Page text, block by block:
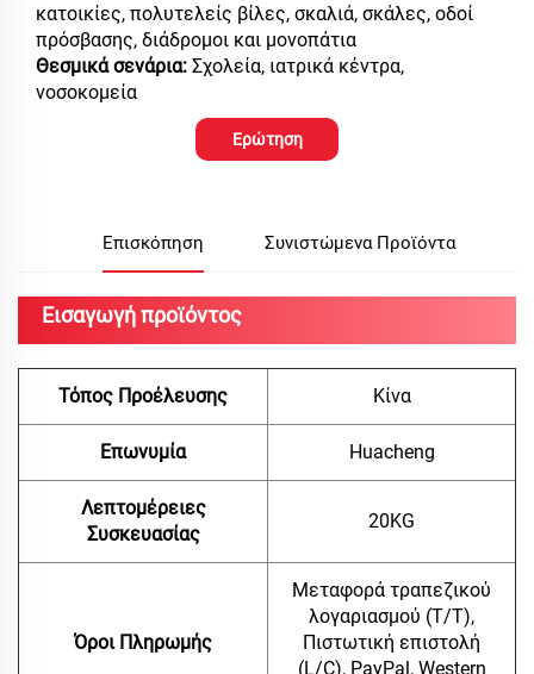
κατοικίες, πολυτελείς βίλες, σκαλιά, σκάλες, οδοί
πρόσβασης, διάδρομοι και μονοπάτια
Θεσμικά σενάρια: Σχολεία, ιατρικά κέντρα,
νοσοκομεία
Ερώτηση
Επισκόπηση Συνιστώμενα Προϊόντα
Εισαγωγή προϊόντος
Τόπος Προέλευσης Κίνα
Επωνυμία Huacheng
Λεπτομέρειες
Συσκευασίας
20KG
Όροι Πληρωμής
Μεταφορά τραπεζικού
λογαριασμού (T/T),
Πιστωτική επιστολή
(L/C), PayPal, Western